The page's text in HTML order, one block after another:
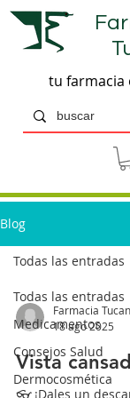
tu farmacia
Blog
Todas las entradas
Medicamentos
Consejos Salud
Dermocosmética
Todas las entradas
Farmacia
18 ago 2025
Vista
👓 ¡Dales un